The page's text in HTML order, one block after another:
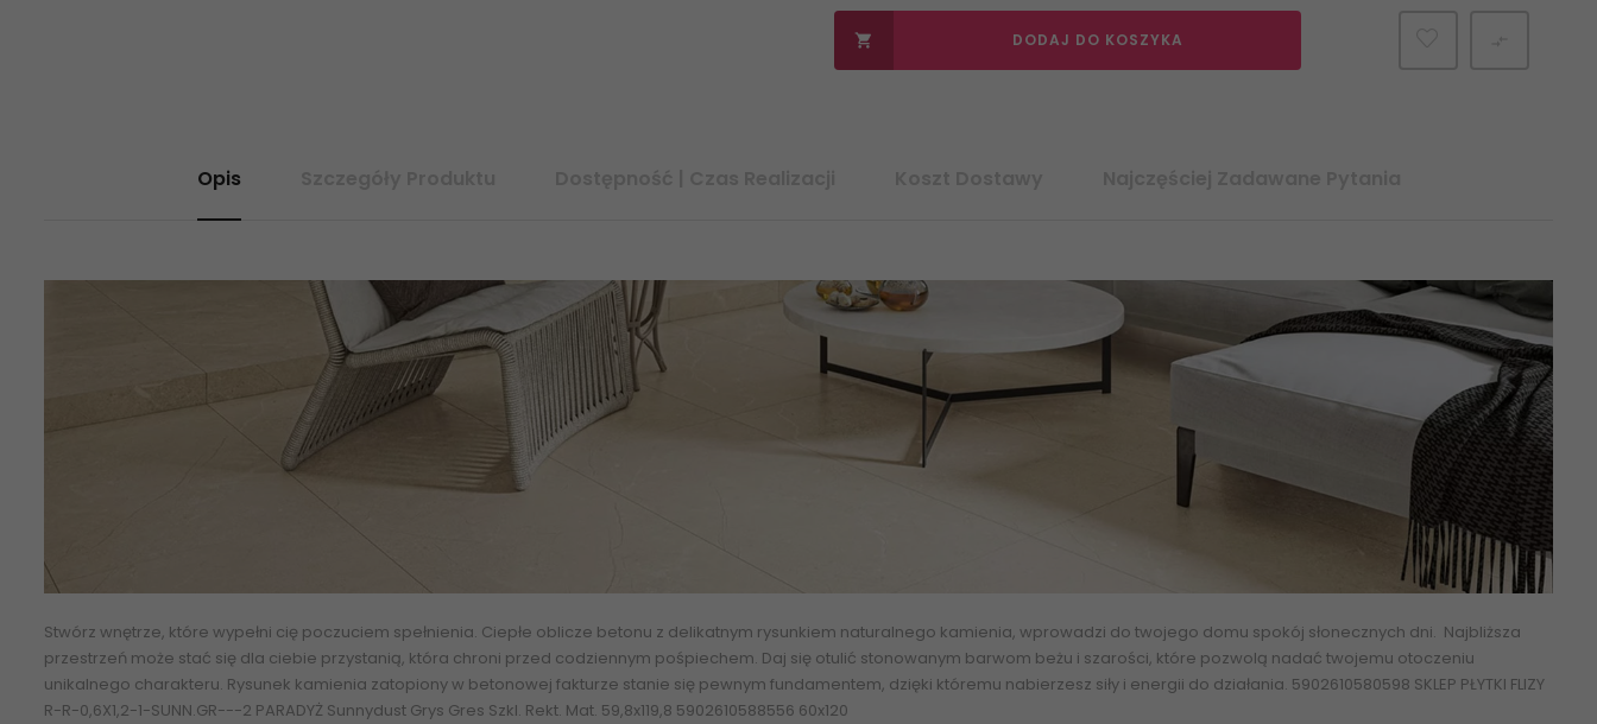
 DODAJ DO KOSZYKA
Opis
Stwórz wnętrze, które wypełni cię poczuciem spełnienia. Ciepłe oblicze betonu z delikatnym rysunkiem naturalnego kamienia, wprowadzi do twojego domu spokój słonecznych dni. Najbliższa
przestrzeń może stać się dla ciebie przystanią, która chroni przed codziennym pośpiechem. Daj się otulić stonowanym barwom beżu i szarości, które pozwolą nadać twojemu otoczeniu
unikalnego charakteru. Rysunek kamienia zatopiony w betonowej fakturze stanie się pewnym fundamentem, dzięki któremu nabierzesz siły i energii do działania. 5902610580598 SKLEP PŁYTKI FLIZY
R-R-0,6X1,2-1-SUNN.GR---2 PARADYŻ Sunnydust Grys Gres Szkl. Rekt. Mat. 59,8x119,8 5902610588556 60x120